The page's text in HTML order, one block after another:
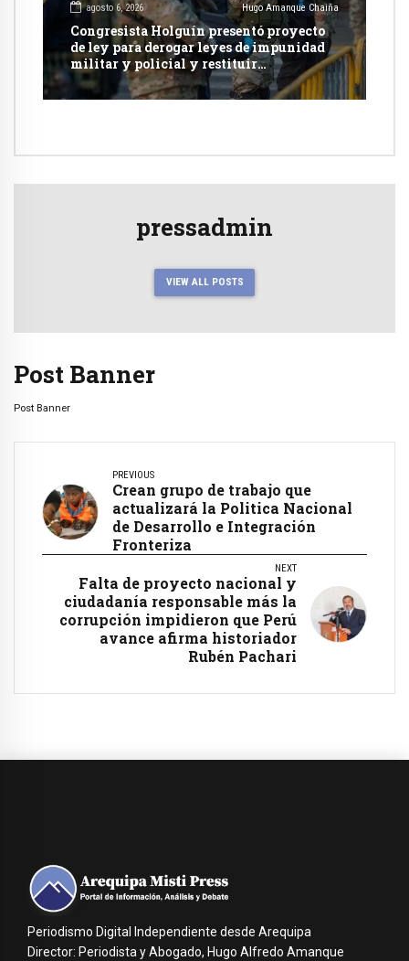
agosto 6, 2026 Hugo Amanque Chaiña
Congresista Holguín presentó proyecto
de ley para derogar leyes de impunidad
militar y policial y restituir
competencia de justicia ordinaria
pressadmin
VIEW ALL POSTS
Post Banner
Post Banner
PREVIOUS
Crean grupo de trabajo que
actualizará la Politica Nacional
de Desarrollo e Integración
Fronteriza
NEXT
Falta de proyecto nacional y
ciudadanía responsable más la
corrupción impidieron que Perú
avance afirma historiador
Rubén Pachari
Periodismo Digital Independiente desde Arequipa
Director: Periodista y Abogado, Hugo Alfredo Amanque